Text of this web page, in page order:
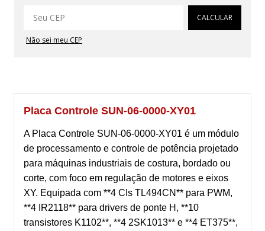
Alterar CEP
CALCULAR
Não sei meu CEP
Placa Controle SUN-06-0000-XY01
A Placa Controle SUN-06-0000-XY01 é um módulo
de processamento e controle de potência projetado
para máquinas industriais de costura, bordado ou
corte, com foco em regulação de motores e eixos
XY. Equipada com **4 CIs TL494CN** para PWM,
**4 IR2118** para drivers de ponte H, **10
transistores K1102**, **4 2SK1013** e **4 ET375**,